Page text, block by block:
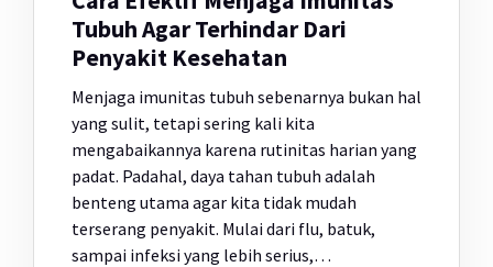
Tubuh Agar Terhindar Dari
Penyakit Kesehatan
Menjaga imunitas tubuh sebenarnya bukan hal
yang sulit, tetapi sering kali kita
mengabaikannya karena rutinitas harian yang
padat. Padahal, daya tahan tubuh adalah
benteng utama agar kita tidak mudah
terserang penyakit. Mulai dari flu, batuk,
sampai infeksi yang lebih serius,…